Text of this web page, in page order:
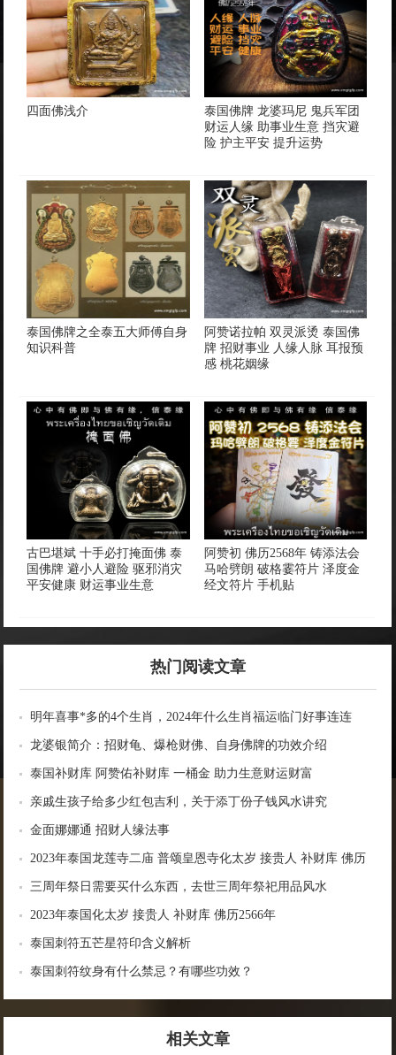
四面佛浅介
泰国佛牌 龙婆玛尼 鬼兵军团
财运人缘 助事业生意 挡灾避
险 护主平安 提升运势
泰国佛牌之全泰五大师傅自身
知识科普
阿赞诺拉帕 双灵派烫 泰国佛
牌 招财事业 人缘人脉 耳报预
感 桃花姻缘
古巴堪斌 十手必打掩面佛 泰
国佛牌 避小人避险 驱邪消灾
平安健康 财运事业生意
阿赞初 佛历2568年 铸添法会
马哈劈朗 破格霎符片 泽度金
经文符片 手机贴
热门阅读文章
明年喜事*多的4个生肖，2024年什么生肖福运临门好事连连
龙婆银简介：招财龟、爆枪财佛、自身佛牌的功效介绍
泰国补财库 阿赞佑补财库 一桶金 助力生意财运财富
亲戚生孩子给多少红包吉利，关于添丁份子钱风水讲究
金面娜娜通 招财人缘法事
2023年泰国龙莲寺二庙 普颂皇恩寺化太岁 接贵人 补财库 佛历
2566年
三周年祭日需要买什么东西，去世三周年祭祀用品风水
2023年泰国化太岁 接贵人 补财库 佛历2566年
泰国刺符五芒星符印含义解析
泰国刺符纹身有什么禁忌？有哪些功效？
相关文章